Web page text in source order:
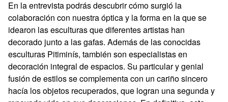
En la entrevista podrás descubrir cómo surgió la
colaboración con nuestra óptica y la forma en la que se
idearon las esculturas que diferentes artistas han
decorado junto a las gafas. Además de las conocidas
esculturas Pitiminís, también son especialistas en
decoración integral de espacios. Su particular y genial
fusión de estilos se complementa con un cariño sincero
hacía los objetos recuperados, que logran una segunda y